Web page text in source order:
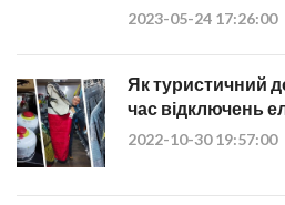
2023-05-24 17:26:00
Як туристичний
час відключень
2022-10-30 19:57:00